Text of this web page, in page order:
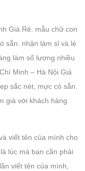
Giá Rẻ. mẫu chữ con
sẵn. nhận làm sỉ và lẻ
làm số lượng nhiều
Minh – Hà Nội Giá
sắc nét, mực có sẵn.
giá với khách hàng
viết tên của mình cho
lúc mà bạn cần phải
viết tên của mình,